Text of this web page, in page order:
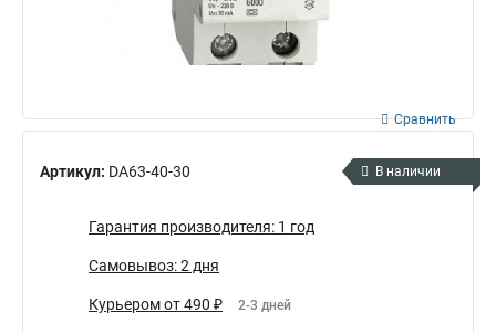
Артикул: DA63-40-30
Сравнить
В наличии
Гарантия производителя: 1 год
Самовывоз: 2 дня
Курьером от 490 ₽ 2-3 дней